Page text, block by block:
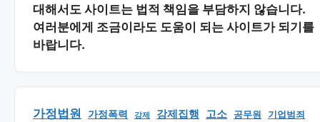
대해서도 사이트는 법적 책임을 부담하지 않습니다.
여러분에게 조금이라도 도움이 되는 사이트가 되기를
바랍니다.
가정법원 가정폭력 강제 강제집행 고소 공무원 기업범죄